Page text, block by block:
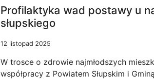
Profilaktyka wad postawy u
słupskiego
12 listopad 2025
W trosce o zdrowie najmłodszych
współpracy z Powiatem Słupskim i